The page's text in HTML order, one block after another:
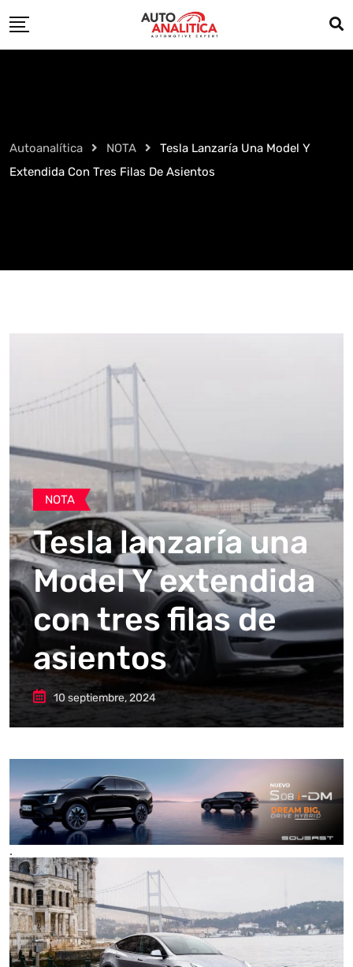
to
Autoanalítica NOTA
Tesla Lanzaría Una Model Y
Extendida Con Tres Filas De Asientos
NOTA
Tesla lanzaría una
Model Y extendida
con tres filas de
asientos
10 septiembre, 2024
.